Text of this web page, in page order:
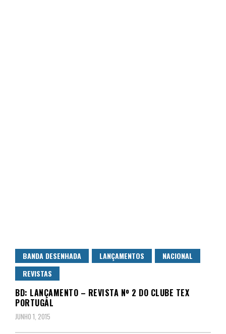
BANDA DESENHADA LANÇAMENTOS
NACIONAL
REVISTAS
BD: LANÇAMENTO – REVISTA Nº 2 DO CLUBE TEX
PORTUGAL
JUNHO 1, 2015